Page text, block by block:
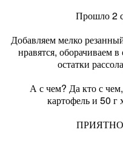
Прошло 2
Добавляем мелко
нравятся, оборачиваем
остатки
А с чем? Да кто с
картофель и 50 г